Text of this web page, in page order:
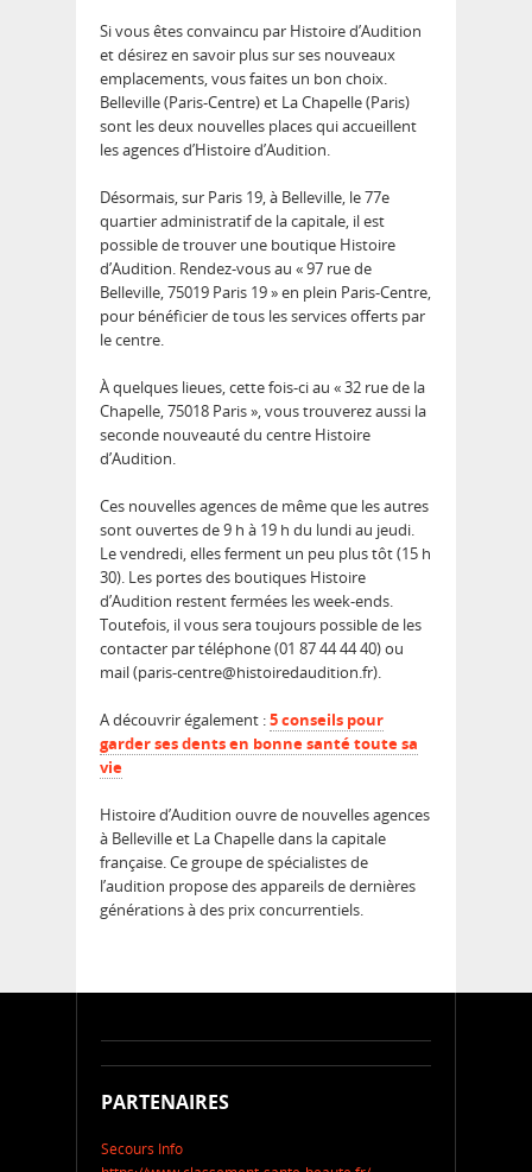
Si vous êtes convaincu par Histoire d’Audition
et désirez en savoir plus sur ses nouveaux
emplacements, vous faites un bon choix.
Belleville (Paris-Centre) et La Chapelle (Paris)
sont les deux nouvelles places qui accueillent
les agences d’Histoire d’Audition.
Désormais, sur Paris 19, à Belleville, le 77e
quartier administratif de la capitale, il est
possible de trouver une boutique Histoire
d’Audition. Rendez-vous au « 97 rue de
Belleville, 75019 Paris 19 » en plein Paris-Centre,
pour bénéficier de tous les services offerts par
le centre.
À quelques lieues, cette fois-ci au « 32 rue de la
Chapelle, 75018 Paris », vous trouverez aussi la
seconde nouveauté du centre Histoire
d’Audition.
Ces nouvelles agences de même que les autres
sont ouvertes de 9 h à 19 h du lundi au jeudi.
Le vendredi, elles ferment un peu plus tôt (15 h
30). Les portes des boutiques Histoire
d’Audition restent fermées les week-ends.
Toutefois, il vous sera toujours possible de les
contacter par téléphone (01 87 44 44 40) ou
mail (paris-centre@histoiredaudition.fr).
A découvrir également :5 conseils pour
garder ses dents en bonne santé toute sa
vie
Histoire d’Audition ouvre de nouvelles agences
à Belleville et La Chapelle dans la capitale
française. Ce groupe de spécialistes de
l’audition propose des appareils de dernières
générations à des prix concurrentiels.
PARTENAIRES
Secours Info